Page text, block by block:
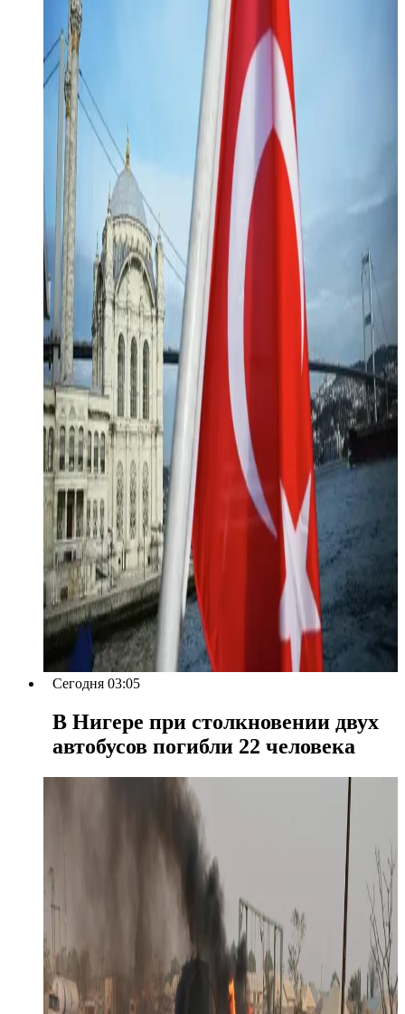
Сегодня 03:05
В Нигере при столкновении двух
автобусов погибли 22 человека